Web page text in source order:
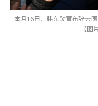
本月16日，韩东勋宣布辞去
【图